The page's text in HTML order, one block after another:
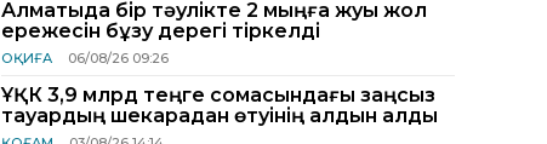
Алматыда бір тәулікте 2 мыңға жуық жол
ережесін бұзу дерегі тіркелді
ОҚИҒА 06/08/26 09:26
ҰҚК 3,9 млрд теңге сомасындағы заңсыз
тауардың шекарадан өтуінің алдын алды